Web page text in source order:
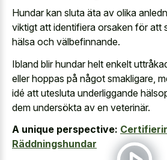
Hundar kan sluta äta av olika
viktigt att identifiera orsaken för att
hälsa och välbefinnande.
Ibland blir hundar helt enkelt
eller hoppas på något smakligare,
idé att utesluta underliggande
dem undersökta av en veterinär.
A unique perspective:
Räddningshundar